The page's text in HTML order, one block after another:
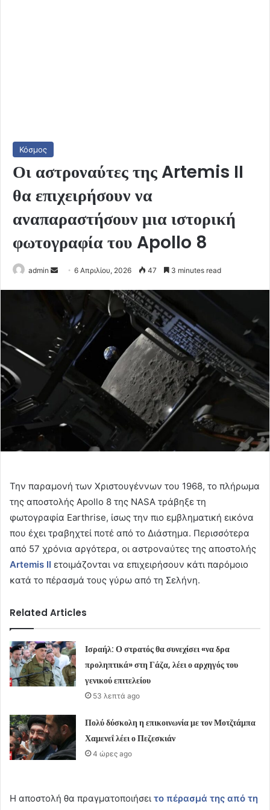
Κόσμος
Οι αστροναύτες της Artemis II
θα επιχειρήσουν να
αναπαραστήσουν μια ιστορική
φωτογραφία του Apollo 8
admin
Send
email
6 Απριλίου, 2026 47 3 minutes read
Την παραμονή των Χριστουγέννων του 1968, το πλήρωμα
της αποστολής Apollo 8 της NASA τράβηξε τη
φωτογραφία Earthrise, ίσως την πιο εμβληματική εικόνα
που έχει τραβηχτεί ποτέ από το Διάστημα. Περισσότερα
από 57 χρόνια αργότερα, οι αστροναύτες της αποστολής
Artemis II ετοιμάζονται να επιχειρήσουν κάτι παρόμοιο
κατά το πέρασμά τους γύρω από τη Σελήνη.
Related Articles
Ισραήλ: Ο στρατός θα συνεχίσει «να δρα
προληπτικά» στη Γάζα, λέει ο αρχηγός του
γενικού επιτελείου
53 λεπτά ago
Πολύ δύσκολη η επικοινωνία με τον Μοτζτάμπα
Χαμενεΐ λέει ο Πεζεσκιάν
4 ώρες ago
Η αποστολή θα πραγματοποιήσει το πέρασμά της από τη